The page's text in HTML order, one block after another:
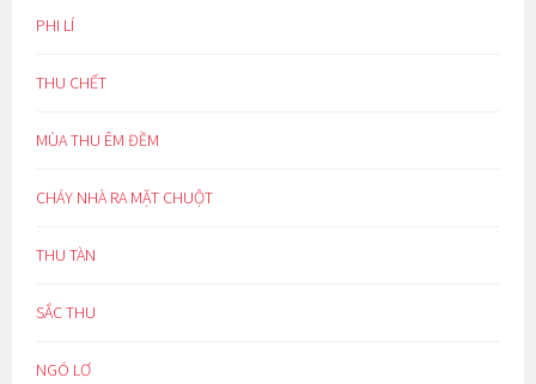
PHI LÍ
THU CHẾT
MÙA THU ÊM ĐỀM
CHÁY NHÀ RA MẶT CHUỘT
THU TÀN
SẮC THU
NGÓ LƠ